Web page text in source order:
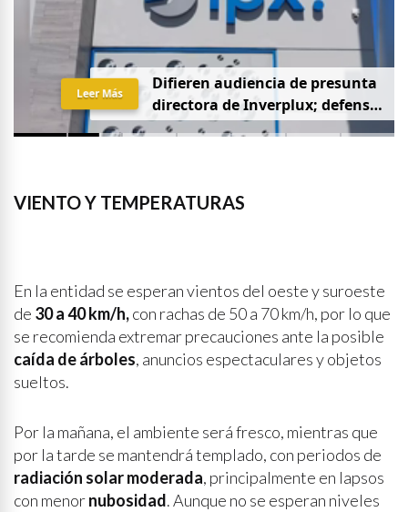
Difieren audiencia de presunta
directora deInverplux; defensa
pidequeseaprivadaysin
Leer Más
VIENTO Y TEMPERATURAS
En la entidad se esperan vientos del oeste y suroeste
de 30 a 40 km/h,con rachas de 50 a 70 km/h, por lo que
se recomienda extremar precauciones ante la posible
caída de árboles, anuncios espectaculares y objetos
sueltos.
Por la mañana, el ambiente será fresco, mientras que
por la tarde se mantendrá templado, con periodos de
radiación solar moderada, principalmente en lapsos
con menornubosidad. Aunque no se esperan niveles